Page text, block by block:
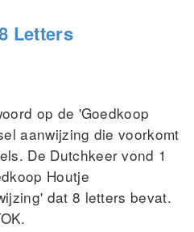
Letters
op de 'Goedkoop
aanwijzing die voorkomt
De Dutchkeer vond 1
Houtje
dat 8 letters bevat.